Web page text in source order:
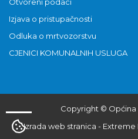
Otvoreni podaci
Izjava o pristupačnosti
Odluka o mrtvozorstvu
CJENICI KOMUNALNIH USLUGA
Copyright © Općina
Izrada web stranica - Extreme